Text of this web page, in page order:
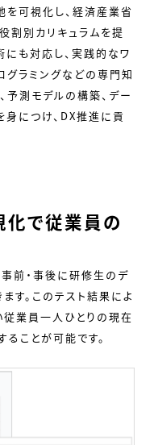
を可視化し、経済産業省
割別カリキュラムを提
も対応し、実践的なワ
グラミングなどの専門知
予測モデルの構築、デー
身につけ、DX推進に貢
化で従業員の
前・事後に研修生のデ
す。このテスト結果によ
従業員一人ひとりの現在
ことが可能です。